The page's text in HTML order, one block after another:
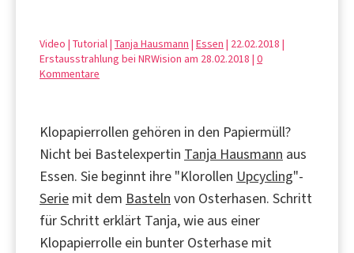
Video | Tutorial | Tanja Hausmann | Essen | 22.02.2018 |
Erstausstrahlung bei NRWision am 28.02.2018 | 0
Kommentare
Klopapierrollen gehören in den Papiermüll?
Nicht bei Bastelexpertin Tanja Hausmann aus
Essen. Sie beginnt ihre "Klorollen Upcycling"-
Serie mit dem Basteln von Osterhasen. Schritt
für Schritt erklärt Tanja, wie aus einer
Klopapierrolle ein bunter Osterhase mit